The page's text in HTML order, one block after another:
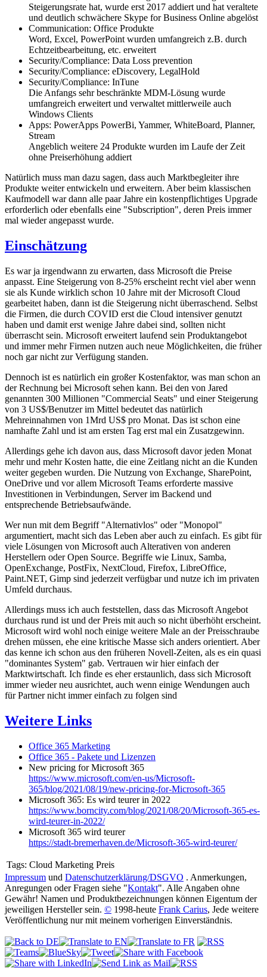
Steigerungsrate hat, wurde erst 2017 addiert und hat veraltete
und deutlich schwächere Skype for Business Online abgelöst
Communication: Office Produkte
Word, Excel, PowerPoint wurden umfangreich z.B. durch
Echtzeitbearbeitung, etc. erweitert
Security/Compliance: Data Loss prevention
Security/Compliance: eDiscovery, LegalHold
Security/Compliance: InTune
Die Anfangs sehr beschränkte MDM-Lösung wurde
umfangreich erweitert und verwaltet mittlerweile auch
Windows Clients
Apps: PowerApps PowerBi, Yammer, WhiteBoard, Planner,
Stream
Angeblich weitere 24 Produkte wurden im Laufe der Zeit
ohne Preiserhöhung addiert
Natürlich muss man dazu sagen, dass auch Marktbegleiter ihre
Produkte weiter entwickeln und erweitern. Aber beim klassischen
Kaufmodell war dann alle paar Jahre ein kostenpflichtiges Upgrade
erforderlich oder ebenfalls eine "Subscription", deren Preis immer
mal wieder angepasst wurde.
Einschätzung
Es war ja irgendwann zu erwarten, dass Microsoft die Preise
anpasst. Eine Steigerung von 8-25% erscheint recht viel aber wenn
sie als Kunde wirklich schon 10 Jahre mit der Microsoft Cloud
gearbeitet haben, dann ist die Steigerung nicht überraschend. Selbst
die Firmen, die durch COVID erst die Cloud intensiver genutzt
haben und damit erst wenige Jahre dabei sind, sollten nicht
überrascht sein. Microsoft erweitert laufend sein Produktangebot
und immer mehr Firmen nutzen auch neue Möglichkeiten, die früher
noch gar nicht zur Verfügung standen.
Dennoch ist es natürlich ein großer Kostenfaktor, was man schon an
der Rechnung bei Microsoft sehen kann. Bei den von Jared
genannten 300 Millionen "Commercial Seats" und einer Steigerung
von 3 US$/Benutzer im Mittel bedeutet das natürlich
Mehreinnahmen von 1Mrd US$ pro Monat. Das ist schon eine
namhafte Zahl und ist am ersten Tag erst mal ein Zusatzgewinn.
Allerdings gehe ich davon aus, dass Microsoft davor jeden Monat
mehr und mehr Kosten hatte, die eine Zeitlang nicht an die Kunden
weiter gegeben wurden. Die Nutzung von Exchange, SharePoint,
OneDrive und vor allem Microsoft Teams erforderte massive
Investitionen in Verbindungen, Server im Backend und
entsprechende Betriebsaufwände.
Wer nun mit dem Begriff "Alternativlos" oder "Monopol"
argumentiert, macht sich das Leben aber auch zu einfach. Es gibt für
viele Lösungen von Microsoft auch Alterativen von anderen
Herstellern oder Open Source. Begriffe wie Linux, Samba,
OpenExchange, PostFix, NextCloud, Firefox, LibreOffice,
Paint.NET, Gimp sind jederzeit verfügbar und nutze ich im privaten
Umfeld durchaus.
Allerdings muss ich auch feststellen, dass das Microsoft Angebot
durchaus rund ist und der Preis mit auch so nicht überhöht erscheint.
Microsoft wird wohl noch einige weitere Male an der Preisschraube
drehen müssen, ehe eine kritische Masse sich anders orientiert. Aber
das kenne ich schon aus den früheren Novell-Zeiten, als es ein quasi
"dominantes System" gab. Vertrauen wir hier einfach der
Marktwirtschaft. Ich finde es eher erstaunlich, dass sich Microsoft
immer wieder neu ausrichtet, auch wenn einige Wendungen auch
für Partner nicht immer einfach zu folgen sind
Weitere Links
Office 365 Marketing
Office 365 - Pakete und Lizenzen
New pricing for Microsoft 365
https://www.microsoft.com/en-us/Microsoft-
365/blog/2021/08/19/new-pricing-for-Microsoft-365
Microsoft 365: Es wird teurer in 2022
https://www.borncity.com/blog/2021/08/20/Microsoft-365-es-
wird-teurer-in-2022/
Microsoft 365 wird teurer
https://stadt-bremerhaven.de/Microsoft-365-wird-teurer/
Tags: Cloud Marketing Preis
Impressum und Datenschutzerklärung/DSGVO . Anmerkungen,
Anregungen oder Fragen siehe "Kontakt". Alle Angaben ohne
Gewähr! Namen und Produktbezeichnungen können Eigentum der
jeweiligen Hersteller sein. © 1998-heute Frank Carius, Jede weitere
Veröffentlichung nur mit meinem vorherigen Einverständnis.